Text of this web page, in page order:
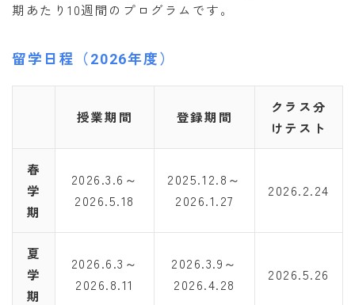
期あたり10週間のプログラムです。
留学日程（2026年度）
授業期間 登録期間
クラス分
けテスト
春
学
期
2026.3.6～
2026.5.18
2025.12.8～
2026.1.27
2026.2.24
夏
学
期
2026.6.3～
2026.8.11
2026.3.9～
2026.4.28
2026.5.26